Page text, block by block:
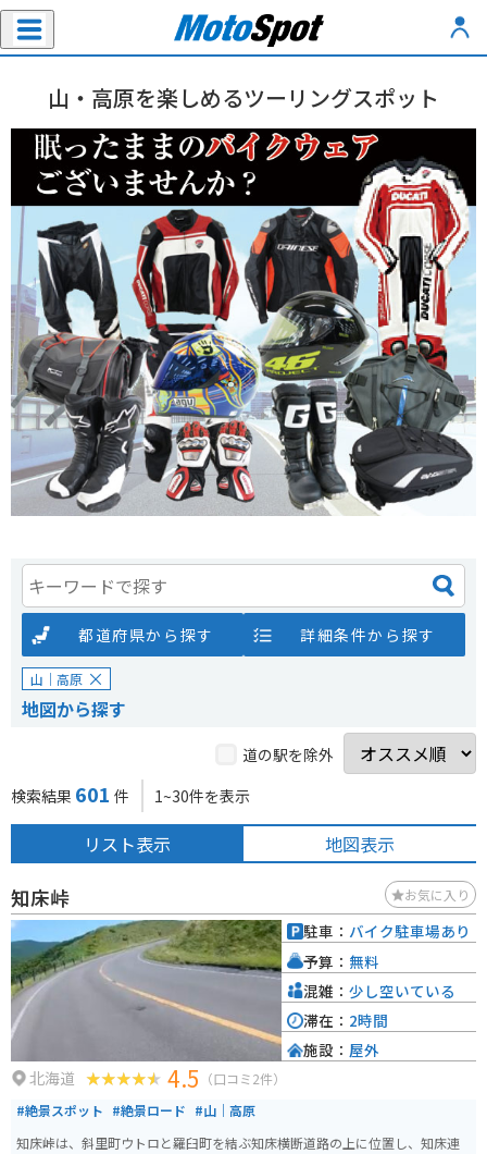
山・高原を楽しめるツーリングスポット
都道府県から探す 詳細条件から探す
山｜高原
地図から探す
道の駅を除外
検索結果 601 件 1~30件を表示
リスト表示 地図表示
知床峠 お気に入り
北海道 4.5 （口コミ2件）
#絶景スポット #絶景ロード #山｜高原
知床峠は、斜里町ウトロと羅臼町を結ぶ知床横断道路の上に位置し、知床連
駐車： バイク駐車場あり
予算： 無料
混雑： 少し空いている
滞在： 2時間
施設： 屋外